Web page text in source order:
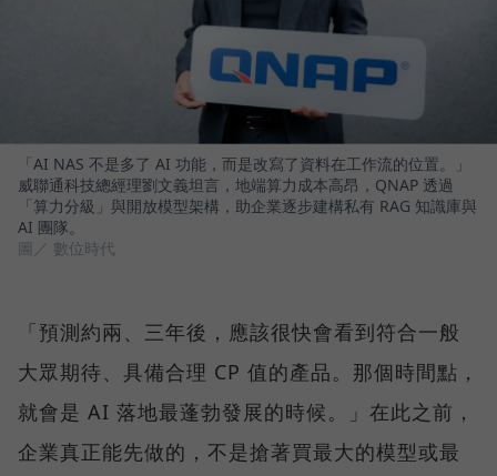
「AI NAS 不是多了 AI 功能，而是改寫了資料在工作流的位置。」
威聯通科技總經理劉文義坦言，地端算力成本高昂，QNAP 透過
「算力分級」與開放模型架構，助企業逐步建構私有 RAG 知識庫與
AI 團隊。
圖／ 數位時代
「預測約兩、三年後，應該很快會看到符合一般
大眾期待、具備合理 CP 值的產品。那個時間點，
就會是 AI 落地最蓬勃發展的時候。」在此之前，
企業真正能先做的，不是搶著買最大的模型或最